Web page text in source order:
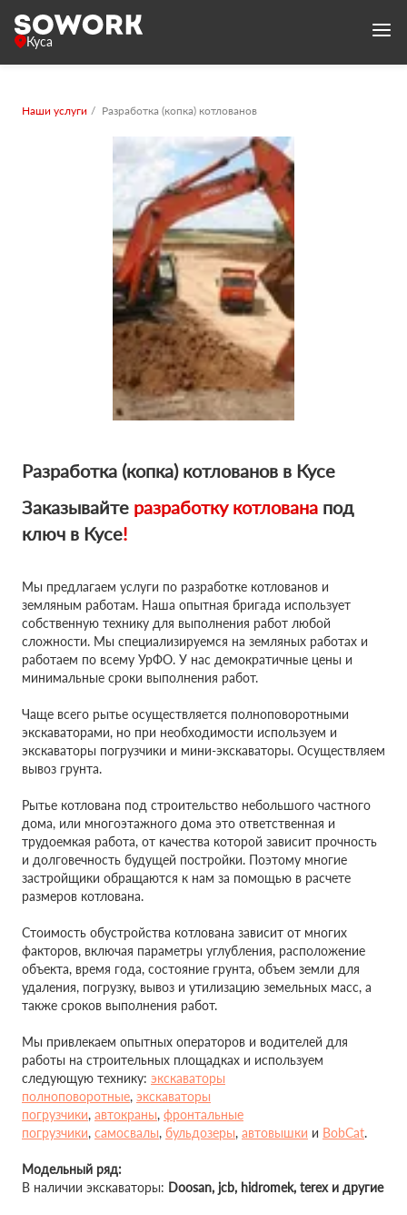
Куса
Наши услуги Разработка (копка) котлованов
Разработка (копка) котлованов в Кусе
Заказывайте разработку котлована под
ключ в Кусе!
Мы предлагаем услуги по разработке котлованов и
земляным работам. Наша опытная бригада использует
собственную технику для выполнения работ любой
сложности. Мы специализируемся на земляных работах и
работаем по всему УрФО. У нас демократичные цены и
минимальные сроки выполнения работ.
Чаще всего рытье осуществляется полноповоротными
экскаваторами, но при необходимости используем и
экскаваторы погрузчики и мини-экскаваторы. Осуществляем
вывоз грунта.
Рытье котлована под строительство небольшого частного
дома, или многоэтажного дома это ответственная и
трудоемкая работа, от качества которой зависит прочность
и долговечность будущей постройки. Поэтому многие
застройщики обращаются к нам за помощью в расчете
размеров котлована.
Стоимость обустройства котлована зависит от многих
факторов, включая параметры углубления, расположение
объекта, время года, состояние грунта, объем земли для
удаления, погрузку, вывоз и утилизацию земельных масс, а
также сроков выполнения работ.
Мы привлекаем опытных операторов и водителей для
работы на строительных площадках и используем
следующую технику: экскаваторы
полноповоротные, экскаваторы
погрузчики, автокраны, фронтальные
погрузчики, самосвалы, бульдозеры, автовышки и BobCat.
Модельный ряд:
В наличии экскаваторы: Doosan, jcb, hidromek, terex и другие